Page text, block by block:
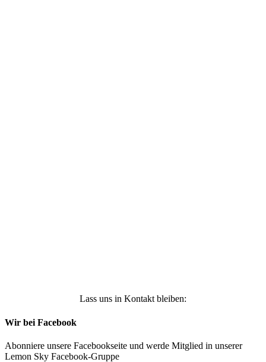
Lass uns in Kontakt bleiben:
Wir bei Facebook
Abonniere unsere Facebookseite und werde Mitglied in unserer
Lemon Sky Facebook-Gruppe